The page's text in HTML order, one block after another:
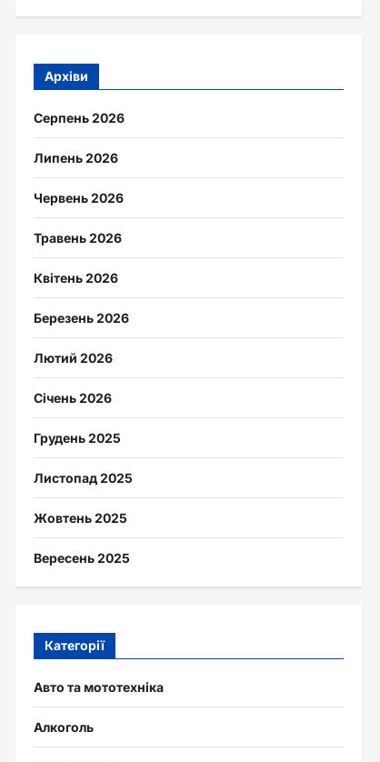
Архіви
Серпень 2026
Липень 2026
Червень 2026
Травень 2026
Квітень 2026
Березень 2026
Лютий 2026
Січень 2026
Грудень 2025
Листопад 2025
Жовтень 2025
Вересень 2025
Категорії
Авто та мототехніка
Алкоголь